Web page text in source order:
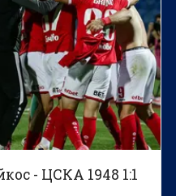
- ЦСКА 1948 1:1